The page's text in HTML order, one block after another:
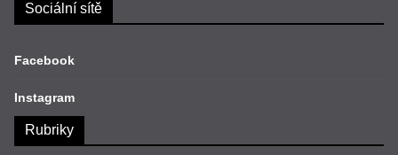
Sociální sítě
Facebook
Instagram
Rubriky